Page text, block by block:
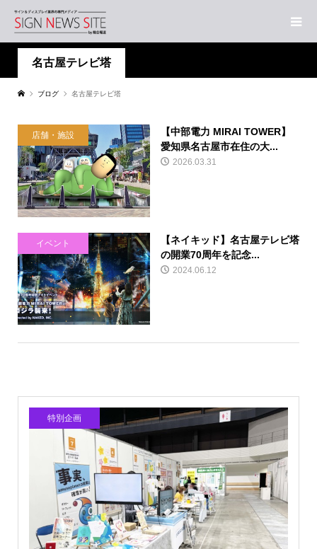
名古屋テレビ塔
ブログ 名古屋テレビ塔
店舗・施設
【中部電力 MIRAI TOWER】
愛知県名古屋市在住の大...
2026.03.31
イベント
【ネイキッド】名古屋テレビ塔
の開業70周年を記念...
2024.06.12
特別企画